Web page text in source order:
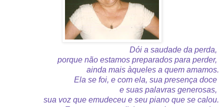
Dói a saudade da perda,
porque não estamos preparados para perder,
ainda mais àqueles a quem amamos.
Ela se foi, e com ela, sua presença doce
e suas palavras generosas,
sua voz que emudeceu e seu piano que se calou.